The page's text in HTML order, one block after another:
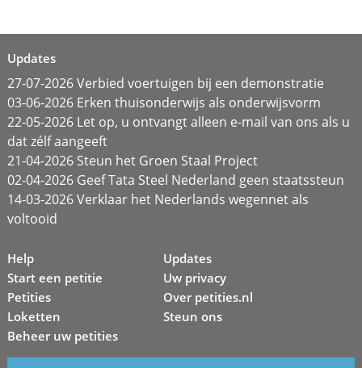
Updates
27-07-2026 Verbied voertuigen bij een demonstratie
03-06-2026 Erken thuisonderwijs als onderwijsvorm
22-05-2026 Let op, u ontvangt alleen e-mail van ons als u
dat zélf aangeeft
21-04-2026 Steun het Groen Staal Project
02-04-2026 Geef Tata Steel Nederland geen staatssteun
14-03-2026 Verklaar het Nederlands wegennet als
voltooid
Help
Start een petitie
Petities
Loketten
Beheer uw petities
Updates
Uw privacy
Over petities.nl
Steun ons